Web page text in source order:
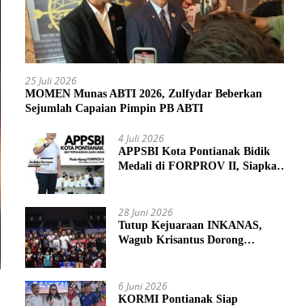
25 Juli 2026
MOMEN Munas ABTI 2026, Zulfydar Beberkan
Sejumlah Capaian Pimpin PB ABTI
4 Juli 2026
APPSBI Kota Pontianak Bidik
Medali di FORPROV II, Siapkan
28 Juni 2026
Tutup Kejuaraan INKANAS,
Wagub Krisantus Dorong
6 Juni 2026
KORMI Pontianak Siap